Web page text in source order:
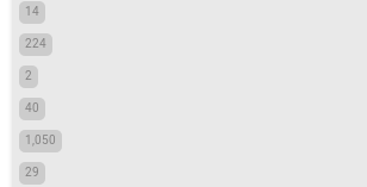
14
224
2
40
1,050
29